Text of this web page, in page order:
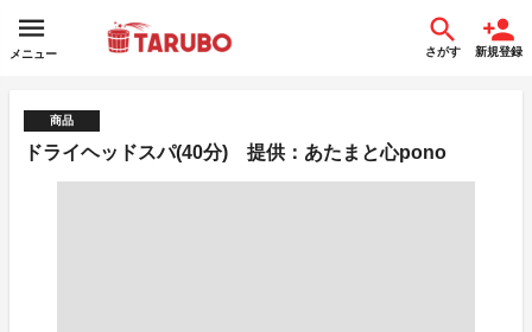
メニュー さがす 新規登録
商品
ドライヘッドスパ(40分) 提供：あたまと心pono